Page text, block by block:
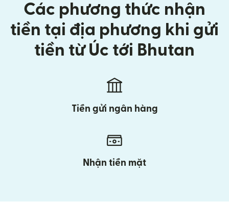
Các phương thức nhận
tiền tại địa phương khi gửi
tiền từ Úc tới Bhutan
Tiền gửi ngân hàng
Nhận tiền mặt